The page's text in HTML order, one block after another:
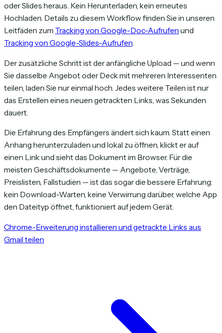
oder Slides heraus. Kein Herunterladen, kein erneutes
Hochladen. Details zu diesem Workflow finden Sie in unseren
Leitfäden zum Tracking von Google-Doc-Aufrufen und
Tracking von Google-Slides-Aufrufen.
Der zusätzliche Schritt ist der anfängliche Upload — und wenn
Sie dasselbe Angebot oder Deck mit mehreren Interessenten
teilen, laden Sie nur einmal hoch. Jedes weitere Teilen ist nur
das Erstellen eines neuen getrackten Links, was Sekunden
dauert.
Die Erfahrung des Empfängers ändert sich kaum. Statt einen
Anhang herunterzuladen und lokal zu öffnen, klickt er auf
einen Link und sieht das Dokument im Browser. Für die
meisten Geschäftsdokumente — Angebote, Verträge,
Preislisten, Fallstudien — ist das sogar die bessere Erfahrung:
kein Download-Warten, keine Verwirrung darüber, welche App
den Dateityp öffnet, funktioniert auf jedem Gerät.
Chrome-Erweiterung installieren und getrackte Links aus
Gmail teilen